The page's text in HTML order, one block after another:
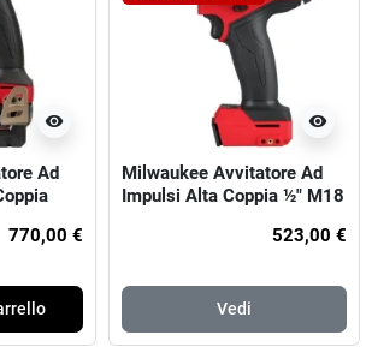
visibility
Ad
770,00 €
visibility
Milwaukee Avvitatore Ad
Impulsi Alta Coppia ½″ M18
523,00 €
Vedi